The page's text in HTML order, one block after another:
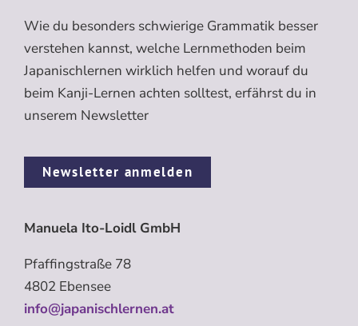
Wie du besonders schwierige Grammatik besser
verstehen kannst, welche Lernmethoden beim
Japanischlernen wirklich helfen und worauf du
beim Kanji-Lernen achten solltest, erfährst du in
unserem Newsletter
Newsletter anmelden
Manuela Ito-Loidl GmbH
Pfaffingstraße 78
4802 Ebensee
info@japanischlernen.at